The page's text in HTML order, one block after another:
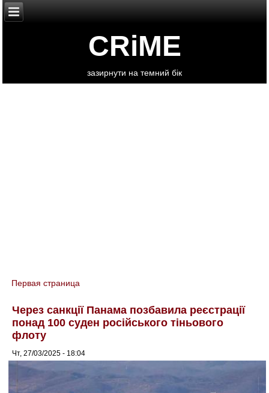
CRiME
зазирнути на темний бік
You are here
Первая страница
Через санкції Панама позбавила реєстрації
понад 100 суден російського тіньового
флоту
Чт, 27/03/2025 - 18:04